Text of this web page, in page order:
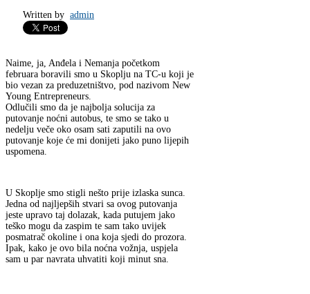
Written by admin
Naime, ja, Anđela i Nemanja početkom
februara boravili smo u Skoplju na TC-u koji je
bio vezan za preduzetništvo, pod nazivom New
Young Entrepreneurs.
Odlučili smo da je najbolja solucija za
putovanje noćni autobus, te smo se tako u
nedelju veče oko osam sati zaputili na ovo
putovanje koje će mi donijeti jako puno lijepih
uspomena.
U Skoplje smo stigli nešto prije izlaska sunca.
Jedna od najljepših stvari sa ovog putovanja
jeste upravo taj dolazak, kada putujem jako
teško mogu da zaspim te sam tako uvijek
posmatrač okoline i ona koja sjedi do prozora.
Ipak, kako je ovo bila noćna vožnja, uspjela
sam u par navrata uhvatiti koji minut sna.